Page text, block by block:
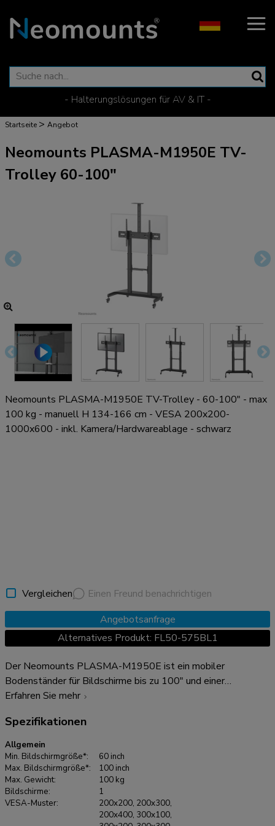
- Halterungslösungen für AV & IT -
Startseite > Angebot
Neomounts PLASMA-M1950E TV-
Trolley 60-100"
Neomounts PLASMA-M1950E TV-Trolley - 60-100" - max
100 kg - manuell H 134-166 cm - VESA 200x200-
1000x600 - inkl. Kamera/Hardwareablage - schwarz
Vergleichen
Einen Freund benachrichtigen
Angebotsanfrage
Alternatives Produkt: FL50-575BL1
Der Neomounts PLASMA-M1950E ist ein mobiler
Bodenständer für Bildschirme bis zu 100" und einer
Gewichtskapazität von 100 kg. Mit diesem Wagen können
Genießen Sie die optimale Betrachtungsposition sowohl für
stehende als auch für sitzende Zuschauer, wo immer Sie
wollen. Dank der vielseitigen Neigetechnik (15°) lässt sich
der Trolley in jeden gewünschten Blickwinkel bringen, um die
Möglichkeiten des Bildschirms voll auszuschöpfen. Die
Halterung ist manuell in der Höhe von 134 bis 166 cm
verstellbar, während das praktische Kabelmanagement die
Erfahren Sie mehr
Spezifikationen
Allgemein
Min. Bildschirmgröße*:
60 inch
Max. Bildschirmgröße*:
100 inch
Max. Gewicht:
100 kg
Bildschirme:
1
VESA-Muster:
200x200, 200x300,
200x400, 300x100,